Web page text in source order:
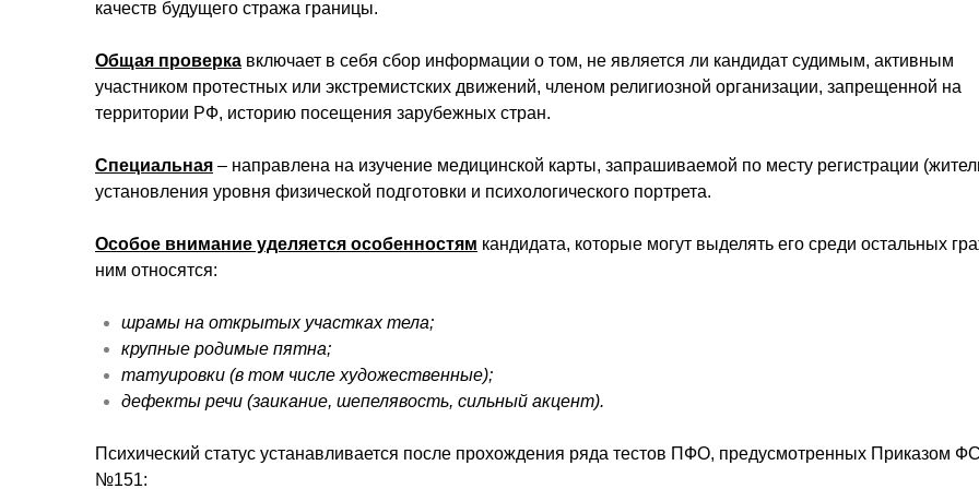
качеств будущего стража границы.
Общая проверка включает в себя сбор информации о том, не является ли кандидат судимым, активным
участником протестных или экстремистских движений, членом религиозной организации, запрещенной на
территории РФ, историю посещения зарубежных стран.
Специальная – направлена на изучение медицинской карты, запрашиваемой по месту регистрации
установления уровня физической подготовки и психологического портрета.
Особое внимание уделяется особенностям кандидата, которые могут выделять его среди остальных
ним относятся:
шрамы на открытых участках тела;
крупные родимые пятна;
татуировки (в том числе художественные);
дефекты речи (заикание, шепелявость, сильный акцент).
Психический статус устанавливается после прохождения ряда тестов ПФО, предусмотренных Приказом
№151: